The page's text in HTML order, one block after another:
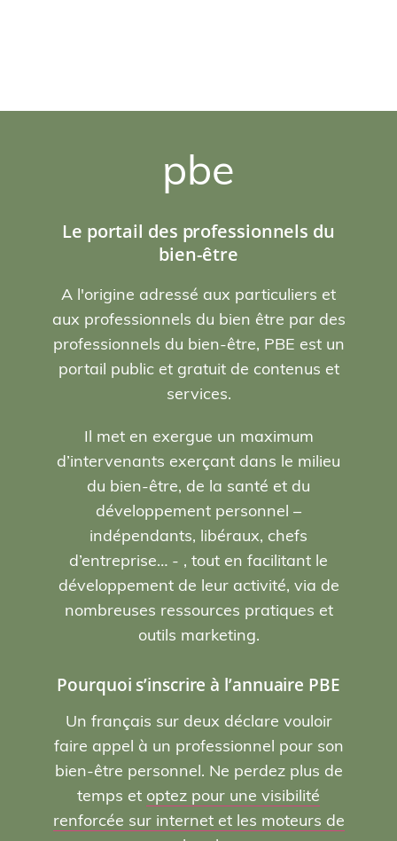
pbe
Le portail des professionnels du
bien-être
A l'origine adressé aux particuliers et
aux professionnels du bien être par des
professionnels du bien-être, PBE est un
portail public et gratuit de contenus et
services.
Il met en exergue un maximum
d’intervenants exerçant dans le milieu
du bien-être, de la santé et du
développement personnel –
indépendants, libéraux, chefs
d’entreprise… - , tout en facilitant le
développement de leur activité, via de
nombreuses ressources pratiques et
outils marketing.
Pourquoi s’inscrire à l’annuaire PBE
Un français sur deux déclare vouloir
faire appel à un professionnel pour son
bien-être personnel. Ne perdez plus de
temps et optez pour une visibilité
renforcée sur internet et les moteurs de